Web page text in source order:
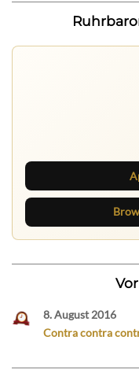
8. August 2016
Contra contra